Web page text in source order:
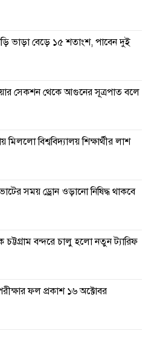
ভাড়া বেড়ে ১৫ শতাংশ, পাবেন দুই
সেকশন থেকে আগুনের সূত্রপাত বলে
মিললো বিশ্ববিদ্যালয় শিক্ষার্থীর লাশ
সময় ড্রোন ওড়ানো নিষিদ্ধ থাকবে
চট্টগ্রাম বন্দরে চালু হলো নতুন ট্যারিফ
ফল প্রকাশ ১৬ অক্টোবর